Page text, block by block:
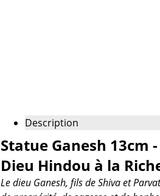
Description
Statue Ganesh 13cm
Dieu Hindou à la
Le dieu Ganesh, fils de Shiva et